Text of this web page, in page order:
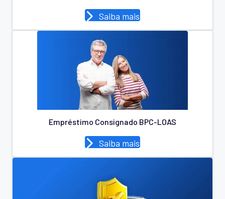
Saiba mais
Empréstimo Consignado BPC-LOAS
Saiba mais